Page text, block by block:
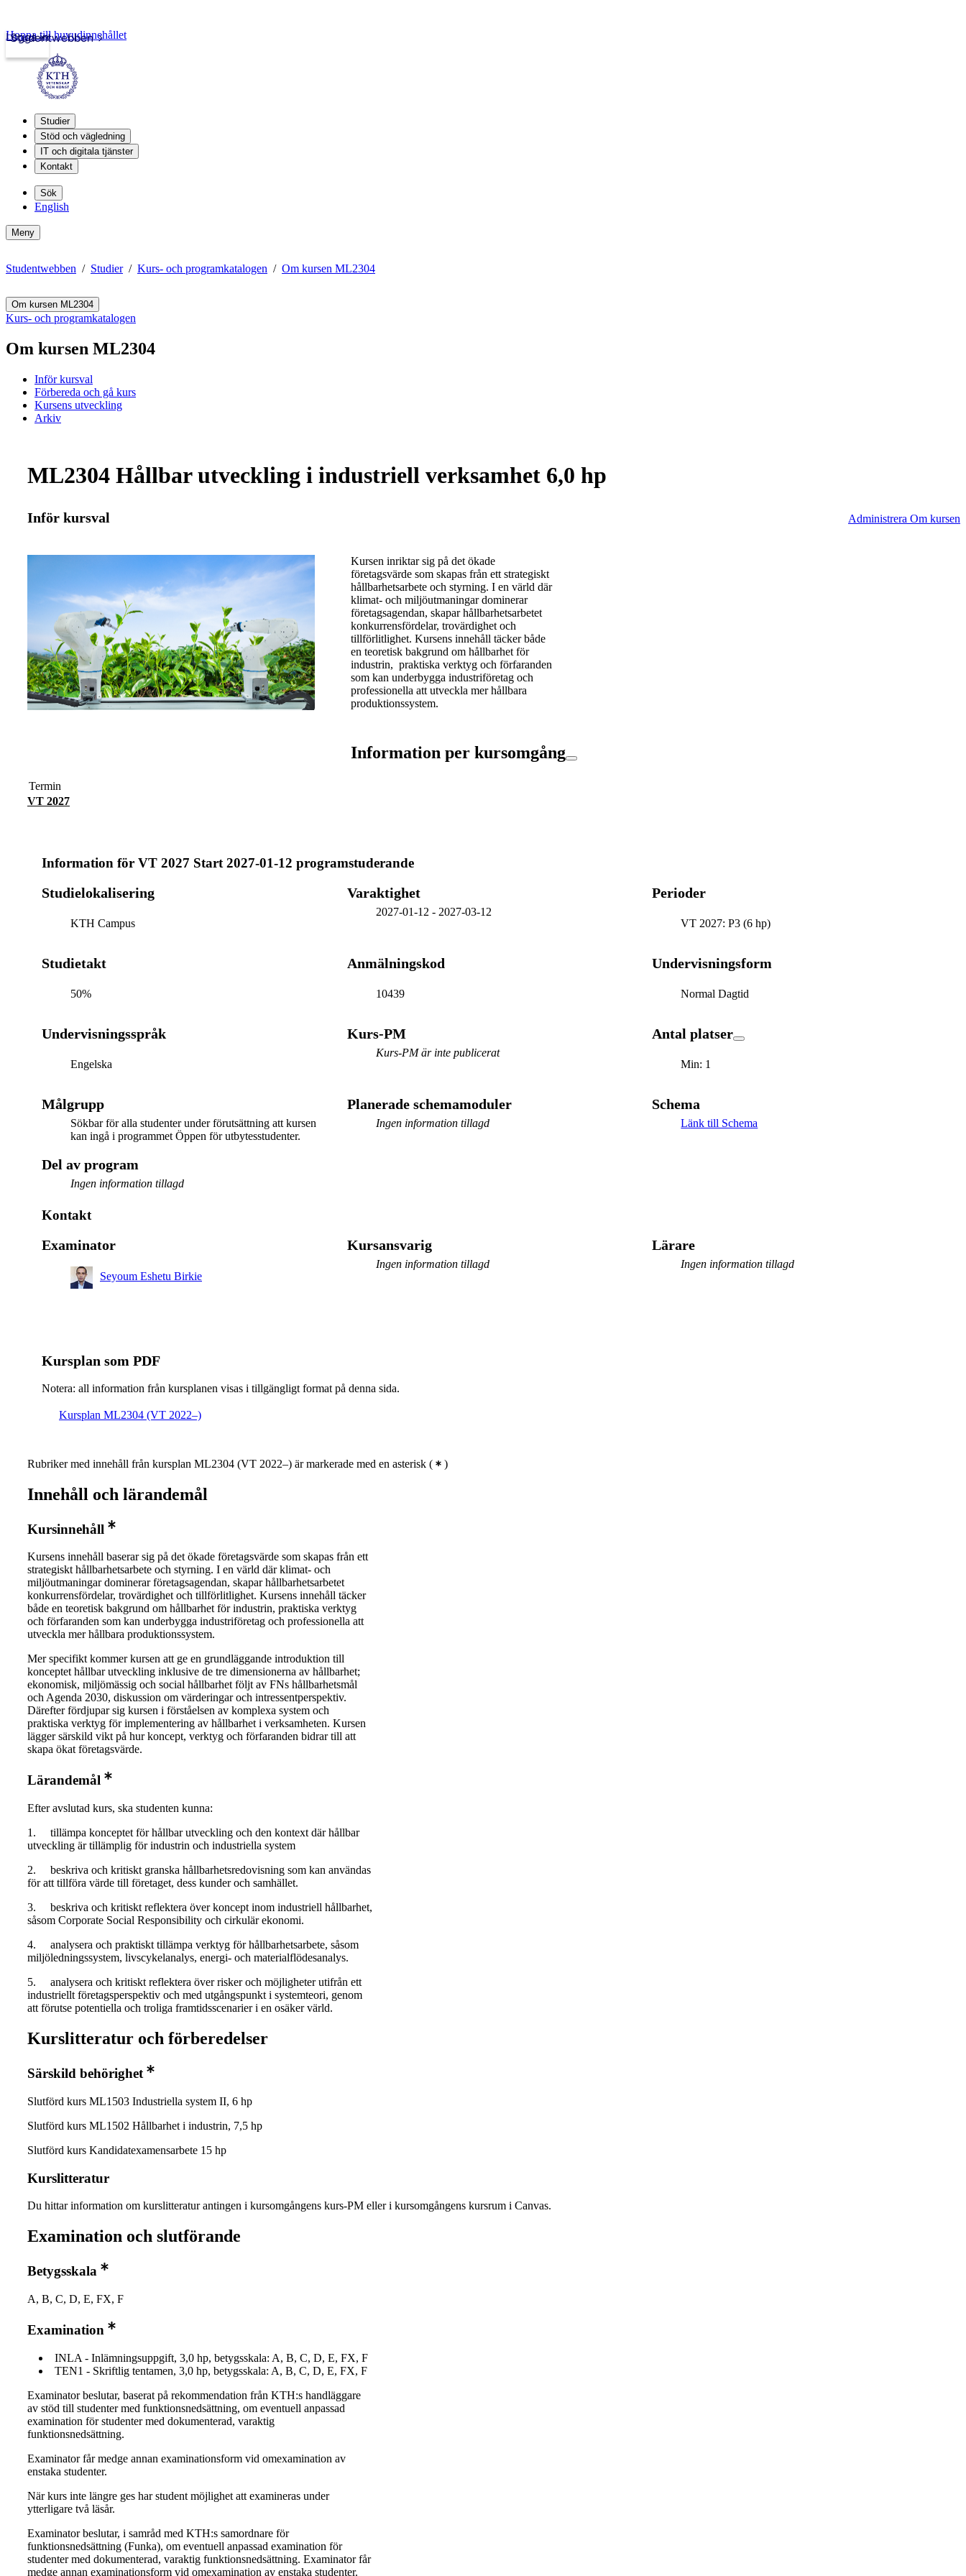
Studentwebben
Logga in
Hoppa till huvudinnehållet
Studier
Stöd och vägledning
IT och digitala tjänster
Kontakt
Sök
English
Meny
Studentwebben Studier Kurs- och programkatalogen Om kursen ML2304
Om kursen ML2304
Kurs- och programkatalogen
Om kursen ML2304
Inför kursval
Förbereda och gå kurs
Kursens utveckling
Arkiv
ML2304 Hållbar utveckling i industriell verksamhet 6,0 hp
Inför kursval Administrera Om kursen
Kursen inriktar sig på det ökade
företagsvärde som skapas från ett strategiskt
hållbarhetsarbete och styrning. I en värld där
klimat- och miljöutmaningar dominerar
företagsagendan, skapar hållbarhetsarbetet
konkurrensfördelar, trovärdighet och
tillförlitlighet. Kursens innehåll täcker både
en teoretisk bakgrund om hållbarhet för
industrin, praktiska verktyg och förfaranden
som kan underbygga industriföretag och
professionella att utveckla mer hållbara
produktionssystem.
Information per kursomgång
Termin
VT 2027
Information för VT 2027 Start 2027-01-12 programstuderande
Studielokalisering
KTH Campus
Varaktighet
2027-01-12 - 2027-03-12
Perioder
VT 2027: P3 (6 hp)
Studietakt
50%
Anmälningskod
10439
Undervisningsform
Normal Dagtid
Undervisningsspråk
Engelska
Kurs-PM
Kurs-PM är inte publicerat
Antal platser
Min: 1
Målgrupp
Sökbar för alla studenter under förutsättning att kursen
kan ingå i programmet Öppen för utbytesstudenter.
Planerade schemamoduler
Ingen information tillagd
Schema
Länk till Schema
Del av program
Ingen information tillagd
Kontakt
Examinator
Seyoum Eshetu Birkie
Kursansvarig
Ingen information tillagd
Lärare
Ingen information tillagd
Kursplan som PDF
Notera: all information från kursplanen visas i tillgängligt format på denna sida.
Kursplan ML2304 (VT 2022–)
Rubriker med innehåll från kursplan ML2304 (VT 2022–) är markerade med en asterisk ( )
Innehåll och lärandemål
Kursinnehåll
Kursens innehåll baserar sig på det ökade företagsvärde som skapas från ett
strategiskt hållbarhetsarbete och styrning. I en värld där klimat- och
miljöutmaningar dominerar företagsagendan, skapar hållbarhetsarbetet
konkurrensfördelar, trovärdighet och tillförlitlighet. Kursens innehåll täcker
både en teoretisk bakgrund om hållbarhet för industrin, praktiska verktyg
och förfaranden som kan underbygga industriföretag och professionella att
utveckla mer hållbara produktionssystem.
Mer specifikt kommer kursen att ge en grundläggande introduktion till
konceptet hållbar utveckling inklusive de tre dimensionerna av hållbarhet;
ekonomisk, miljömässig och social hållbarhet följt av FNs hållbarhetsmål
och Agenda 2030, diskussion om värderingar och intressentperspektiv.
Därefter fördjupar sig kursen i förståelsen av komplexa system och
praktiska verktyg för implementering av hållbarhet i verksamheten. Kursen
lägger särskild vikt på hur koncept, verktyg och förfaranden bidrar till att
skapa ökat företagsvärde.
Lärandemål
Efter avslutad kurs, ska studenten kunna:
1. tillämpa konceptet för hållbar utveckling och den kontext där hållbar
utveckling är tillämplig för industrin och industriella system
2. beskriva och kritiskt granska hållbarhetsredovisning som kan användas
för att tillföra värde till företaget, dess kunder och samhället.
3. beskriva och kritiskt reflektera över koncept inom industriell hållbarhet,
såsom Corporate Social Responsibility och cirkulär ekonomi.
4. analysera och praktiskt tillämpa verktyg för hållbarhetsarbete, såsom
miljöledningssystem, livscykelanalys, energi- och materialflödesanalys.
5. analysera och kritiskt reflektera över risker och möjligheter utifrån ett
industriellt företagsperspektiv och med utgångspunkt i systemteori, genom
att förutse potentiella och troliga framtidsscenarier i en osäker värld.
Kurslitteratur och förberedelser
Särskild behörighet
Slutförd kurs ML1503 Industriella system II, 6 hp
Slutförd kurs ML1502 Hållbarhet i industrin, 7,5 hp
Slutförd kurs Kandidatexamensarbete 15 hp
Kurslitteratur
Du hittar information om kurslitteratur antingen i kursomgångens kurs-PM eller i kursomgångens kursrum i Canvas.
Examination och slutförande
Betygsskala
A, B, C, D, E, FX, F
Examination
INLA - Inlämningsuppgift, 3,0 hp, betygsskala: A, B, C, D, E, FX, F
TEN1 - Skriftlig tentamen, 3,0 hp, betygsskala: A, B, C, D, E, FX, F
Examinator beslutar, baserat på rekommendation från KTH:s handläggare
av stöd till studenter med funktionsnedsättning, om eventuell anpassad
examination för studenter med dokumenterad, varaktig
funktionsnedsättning.
Examinator får medge annan examinationsform vid omexamination av
enstaka studenter.
När kurs inte längre ges har student möjlighet att examineras under
ytterligare två läsår.
Examinator beslutar, i samråd med KTH:s samordnare för
funktionsnedsättning (Funka), om eventuell anpassad examination för
studenter med dokumenterad, varaktig funktionsnedsättning. Examinator får
medge annan examinationsform vid omexamination av enstaka studenter.